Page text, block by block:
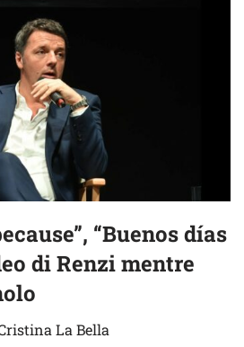
“Buenos días
di Renzi mentre
La Bella